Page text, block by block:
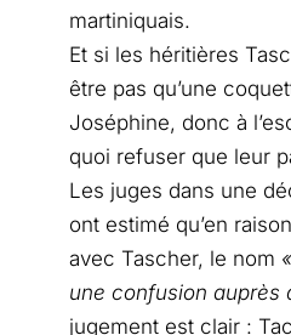
martiniquais.
Et si les héritières
être pas qu’une
Joséphine, donc à
quoi refuser que leur
Les juges dans une
ont estimé qu’en raison
avec Tascher, le nom
une confusion
jugement est clair :